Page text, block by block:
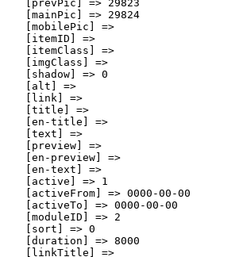
    [prevPic] => 29823
    [mainPic] => 29824
    [mobilePic] =>
    [itemID] =>
    [itemClass] =>
    [imgClass] =>
    [shadow] => 0
    [alt] =>
    [link] =>
    [title] =>
    [en-title] =>
    [text] =>
    [preview] =>
    [en-preview] =>
    [en-text] =>
    [active] => 1
    [activeFrom] => 0000-00-00
    [activeTo] => 0000-00-00
    [moduleID] => 2
    [sort] => 0
    [duration] => 8000
    [linkTitle] =>